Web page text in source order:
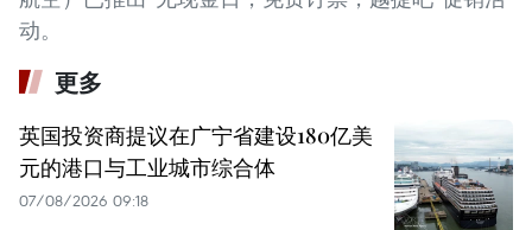
动。​
更多
英国投资商提议在广宁省建设180亿美
元的港口与工业城市综合体
07/08/2026 09:18